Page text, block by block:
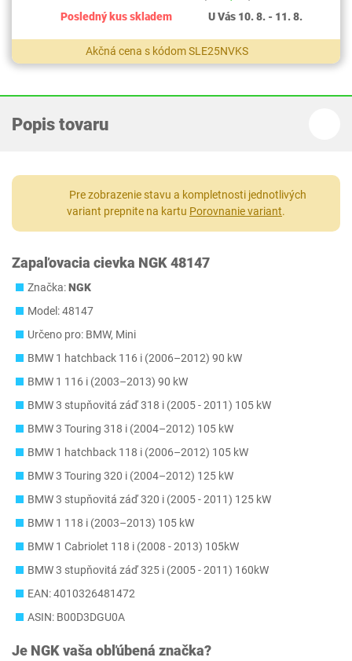
Posledný kus skladem
U Vás 10. 8. - 11. 8.
Akčná cena s kódom SLE25NVKS
Popis tovaru
Pre zobrazenie stavu a kompletnosti jednotlivých
variant prepnite na kartu Porovnanie variant.
Zapaľovacia cievka NGK 48147
Značka:NGK
Model: 48147
Určeno pro: BMW, Mini
BMW 1 hatchback 116 i (2006–2012) 90 kW
BMW 1 116 i (2003–2013) 90 kW
BMW 3 stupňovitá záď 318 i (2005 - 2011) 105 kW
BMW 3 Touring 318 i (2004–2012) 105 kW
BMW 1 hatchback 118 i (2006–2012) 105 kW
BMW 3 Touring 320 i (2004–2012) 125 kW
BMW 3 stupňovitá záď 320 i (2005 - 2011) 125 kW
BMW 1 118 i (2003–2013) 105 kW
BMW 1 Cabriolet 118 i (2008 - 2013) 105kW
BMW 3 stupňovitá záď 325 i (2005 - 2011) 160kW
EAN: 4010326481472
ASIN: B00D3DGU0A
Je NGKvaša obľúbená značka?